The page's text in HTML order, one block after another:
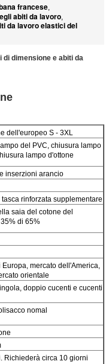
francese,
abiti da lavoro,
da lavoro elastici del
dimensione e abiti da
dell'europeo S - 3XL
del PVC, chiusura lampo
lampo d'ottone
inserzioni arancio
tasca rinforzata supplementare
saia del cotone del
di 65%
Europa, mercato dell'America,
orientale
doppio cucenti e cucenti
nomal
Richiederà circa 10 giorni